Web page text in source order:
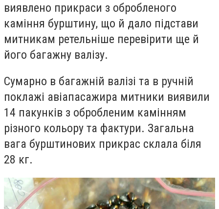
виявлено прикраси з обробленого
каміння бурштину, що й дало підстави
митникам ретельніше перевірити ще й
його багажну валізу.
Сумарно в багажній валізі та в ручній
поклажі авіапасажира митники виявили
14 пакунків з обробленим камінням
різного кольору та фактури. Загальна
вага бурштинових прикрас склала біля
28 кг.